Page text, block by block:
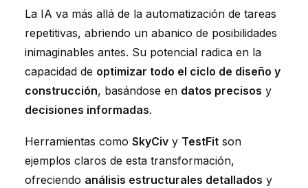
La IA va más allá de la automatización de tareas
repetitivas, abriendo un abanico de posibilidades
inimaginables antes. Su potencial radica en la
capacidad de optimizar todo el ciclo de diseño y
construcción, basándose en datos precisos y
decisiones informadas.
Herramientas como SkyCiv y TestFit son
ejemplos claros de esta transformación,
ofreciendo análisis estructurales detallados y